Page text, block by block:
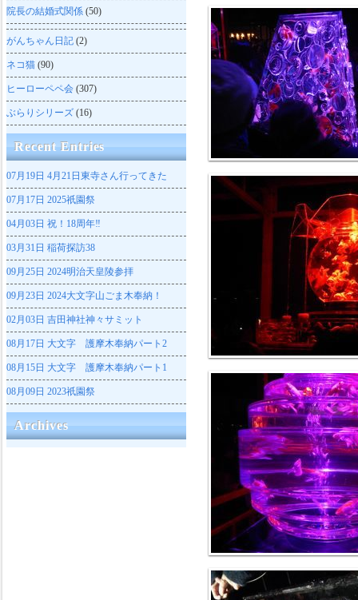
院長の結婚式関係 (50)
がんちゃん日記 (2)
ネコ猫 (90)
ヒーローペペ会 (307)
ぶらりシリーズ (16)
Recent Entries
07月19日 4月21日東寺さん行ってきた
07月17日 2025祇園祭
04月03日 祝！18周年‼
03月31日 稲荷探訪38
09月25日 2024明治天皇陵参拝
09月23日 2024大文字山ごま木奉納！
02月03日 吉田神社神々サミット
08月17日 大文字 護摩木奉納パート2
08月15日 大文字 護摩木奉納パート1
08月09日 2023祇園祭
Archives